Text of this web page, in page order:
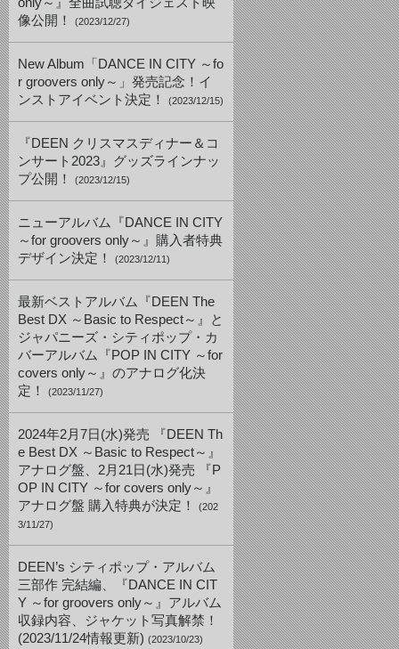
像公開！
(2023/12/27)
New Album「DANCE IN CITY ～fo
r groovers only～」発売記念！イ
ンストアイベント決定！
(2023/12/15)
『DEEN クリスマスディナー＆コ
ンサート2023』グッズラインナッ
プ公開！
(2023/12/15)
ニューアルバム『DANCE IN CITY
～for groovers only～』購入者特典
デザイン決定！
(2023/12/11)
最新ベストアルバム『DEEN The
Best DX ～Basic to Respect～』と
ジャパニーズ・シティポップ・カ
バーアルバム『POP IN CITY ～for
covers only～』のアナログ化決
定！
(2023/11/27)
2024年2月7日(水)発売 『DEEN Th
e Best DX ～Basic to Respect～』
アナログ盤、2月21日(水)発売 『P
OP IN CITY ～for covers only～』
アナログ盤 購入特典が決定！
(202
3/11/27)
DEEN’s シティポップ・アルバム
三部作 完結編、『DANCE IN CIT
Y ～for groovers only～』アルバム
収録内容、ジャケット写真解禁！
(2023/11/24情報更新) (2023/10/23)